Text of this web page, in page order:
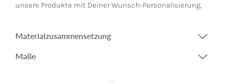
unsere Produkte mit Deiner Wunsch-Personalisierung.
Materialzusammensetzung
Maße